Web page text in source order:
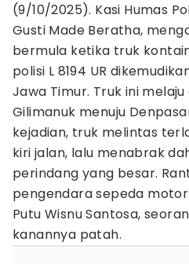
(9/10/2025). Kasi Humas
Gusti Made Beratha,
bermula ketika truk
polisi L 8194 UR
Jawa Timur. Truk ini
Gilimanuk menuju
kejadian, truk melintas
kiri jalan, lalu menabrak
perindang yang besar.
pengendara sepeda
Putu Wisnu Santosa,
kanannya patah.